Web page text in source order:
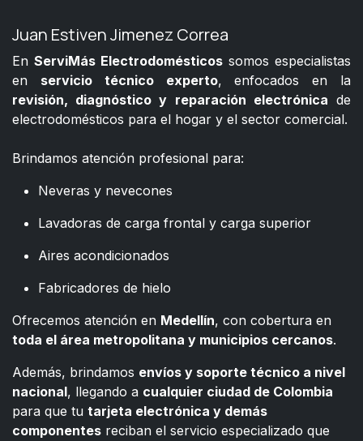
Juan Estiven Jimenez Correa
En ServiMás Electrodomésticos somos especialistas
en servicio técnico experto, enfocados en la
revisión, diagnóstico y reparación electrónica de
electrodomésticos para el hogar y el sector comercial.
Brindamos atención profesional para:
Neveras y nevecones
Lavadoras de carga frontal y carga superior
Aires acondicionados
Fabricadores de hielo
Ofrecemos atención en Medellín, con cobertura en
toda el área metropolitana y municipios cercanos.
Además, brindamos envíos y soporte técnico a nivel
nacional, llegando a cualquier ciudad de Colombia
para que tu tarjeta electrónica y demás
componentes reciban el servicio especializado que